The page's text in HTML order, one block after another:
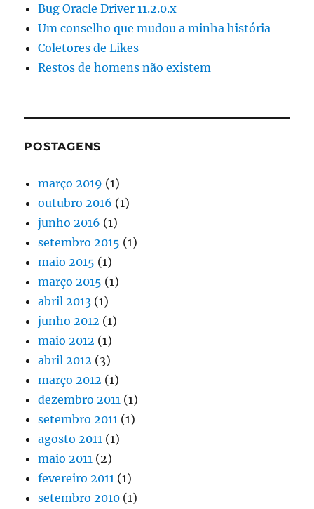
Bug Oracle Driver 11.2.0.x
Um conselho que mudou a minha história
Coletores de Likes
Restos de homens não existem
POSTAGENS
março 2019 (1)
outubro 2016 (1)
junho 2016 (1)
setembro 2015 (1)
maio 2015 (1)
março 2015 (1)
abril 2013 (1)
junho 2012 (1)
maio 2012 (1)
abril 2012 (3)
março 2012 (1)
dezembro 2011 (1)
setembro 2011 (1)
agosto 2011 (1)
maio 2011 (2)
fevereiro 2011 (1)
setembro 2010 (1)